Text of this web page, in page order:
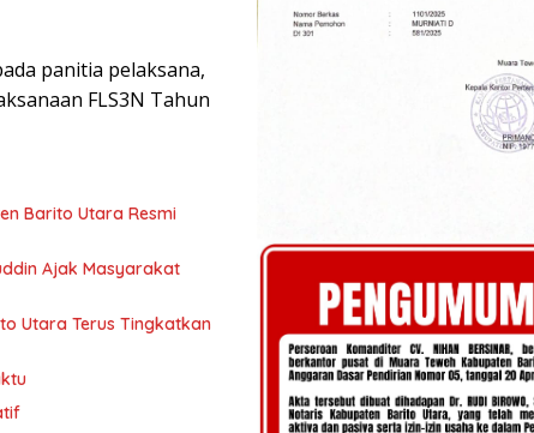
panitia pelaksana,
FLS3N Tahun
Barito Utara Resmi
Ajak Masyarakat
Utara Terus Tingkatkan